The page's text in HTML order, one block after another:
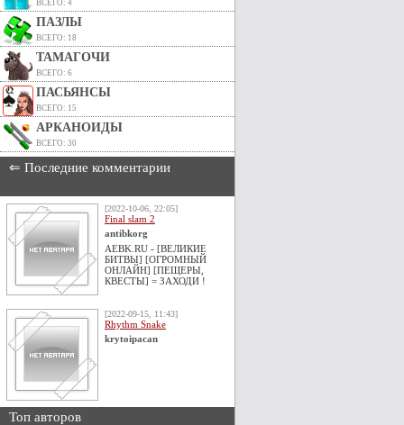
ВСЕГО: 4
ПАЗЛЫ
ВСЕГО: 18
ТАМАГОЧИ
ВСЕГО: 6
ПАСЬЯНСЫ
ВСЕГО: 15
АРКАНОИДЫ
ВСЕГО: 30
⇐ Последние комментарии
[2022-10-06, 22:05]
Final slam 2
antibkorg
AEBK.RU - [ВЕЛИКИЕ
БИТВЫ] [ОГРОМНЫЙ
ОНЛАЙН] [ПЕЩЕРЫ,
КВЕСТЫ] = ЗАХОДИ !
[2022-09-15, 11:43]
Rhythm Snake
krytoipacan
Топ авторов